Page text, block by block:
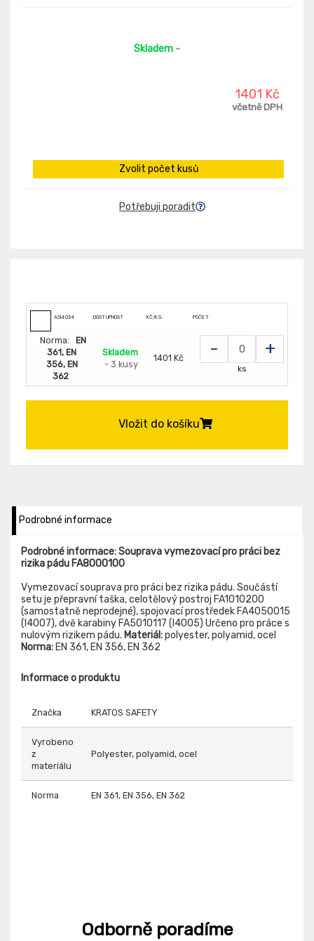
Skladem -
1401 Kč
včetně DPH
Zvolit počet kusů
Potřebuji poradit
ASI4034 DOSTUPNOST KČ/KS: POČET
Norma:
EN
361, EN
356, EN
362
Skladem
- 3 kusy
1401 Kč - +
ks
Vložit do košíku
Podrobné informace
Podrobné informace: Souprava vymezovací pro práci bez
rizika pádu FA8000100
Vymezovací souprava pro práci bez rizika pádu. Součástí
setu je přepravní taška, celotělový postroj FA1010200
(samostatně neprodejné), spojovací prostředek FA4050015
(I4007), dvě karabiny FA5010117 (I4005) Určeno pro práce s
nulovým rizikem pádu. Materiál:polyester, polyamid, ocel
Norma: EN 361, EN 356, EN 362
Informace o produktu
Značka KRATOS SAFETY
Vyrobeno
z
materiálu
Polyester, polyamid, ocel
Norma EN 361, EN 356, EN 362
Odborně poradíme